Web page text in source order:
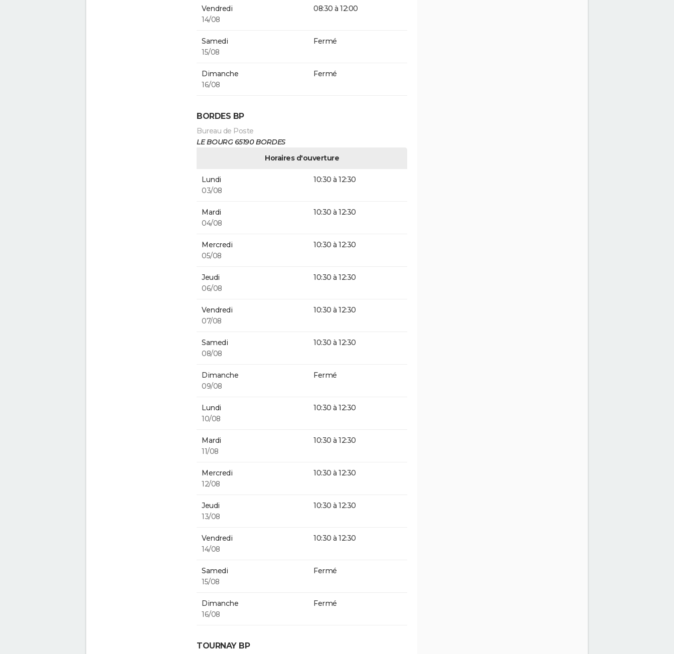
Vendredi
14/08
08:30 à 12:00
Samedi
15/08
Fermé
Dimanche
16/08
Fermé
BORDES BP
Bureau de Poste
LE BOURG 65190 BORDES
Horaires d'ouverture
Lundi
03/08
10:30 à 12:30
Mardi
04/08
10:30 à 12:30
Mercredi
05/08
10:30 à 12:30
Jeudi
06/08
10:30 à 12:30
Vendredi
07/08
10:30 à 12:30
Samedi
08/08
10:30 à 12:30
Dimanche
09/08
Fermé
Lundi
10/08
10:30 à 12:30
Mardi
11/08
10:30 à 12:30
Mercredi
12/08
10:30 à 12:30
Jeudi
13/08
10:30 à 12:30
Vendredi
14/08
10:30 à 12:30
Samedi
15/08
Fermé
Dimanche
16/08
Fermé
TOURNAY BP